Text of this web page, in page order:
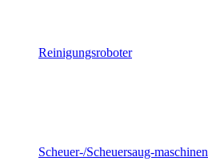
Reinigungsroboter
Scheuer-/Scheuersaug-maschinen